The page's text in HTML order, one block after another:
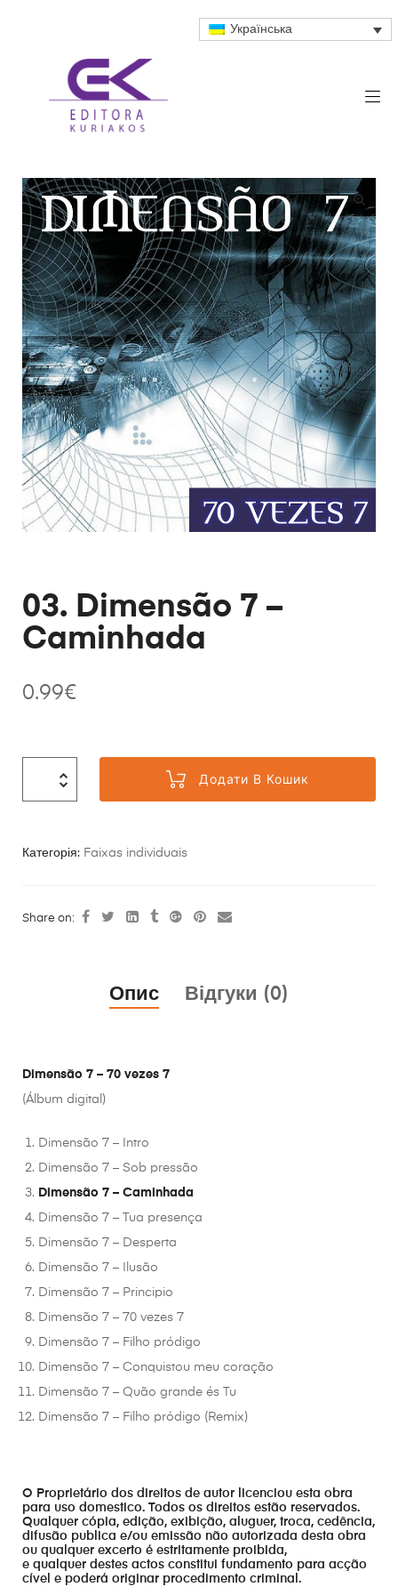
Українська
03. Dimensão 7 –
Caminhada
0.99€
Додати В Кошик
Категорія: Faixas individuais
Share on:
Опис Відгуки (0)
Dimensão 7 – 70 vezes 7
(Álbum digital)
Dimensão 7 – Intro
Dimensão 7 – Sob pressão
Dimensão 7 – Caminhada
Dimensão 7 – Tua presença
Dimensão 7 – Desperta
Dimensão 7 – Ilusão
Dimensão 7 – Principio
Dimensão 7 – 70 vezes 7
Dimensão 7 – Filho pródigo
Dimensão 7 – Conquistou meu coração
Dimensão 7 – Quão grande és Tu
Dimensão 7 – Filho pródigo (Remix)
O Proprietário dos direitos de autor licenciou esta obra
para uso domestico. Todos os direitos estão reservados.
Qualquer cópia, edição, exibição, aluguer, troca, cedência,
difusão publica e/ou emissão não autorizada desta obra
ou qualquer excerto é estritamente proibida,
e qualquer destes actos constitui fundamento para acção
cível e poderá originar procedimento criminal.